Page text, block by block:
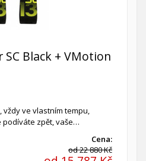
Black + VMotion
ve vlastním tempu,
podíváte zpět, vaše…
Cena:
od 22 880 Kč